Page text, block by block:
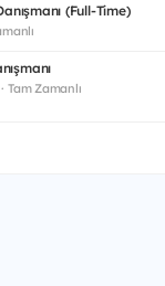
(Full-Time)
Tam Zamanlı